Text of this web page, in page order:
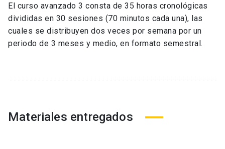
El curso avanzado 3 consta de 35 horas cronológicas
divididas en 30 sesiones (70 minutos cada una), las
cuales se distribuyen dos veces por semana por un
periodo de 3 meses y medio, en formato semestral.
Materiales entregados